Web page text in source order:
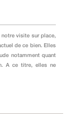
visite sur place,
de ce bien. Elles
notamment quant
A ce titre, elles ne